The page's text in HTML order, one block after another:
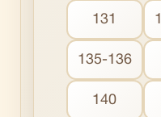
131
135-136
140